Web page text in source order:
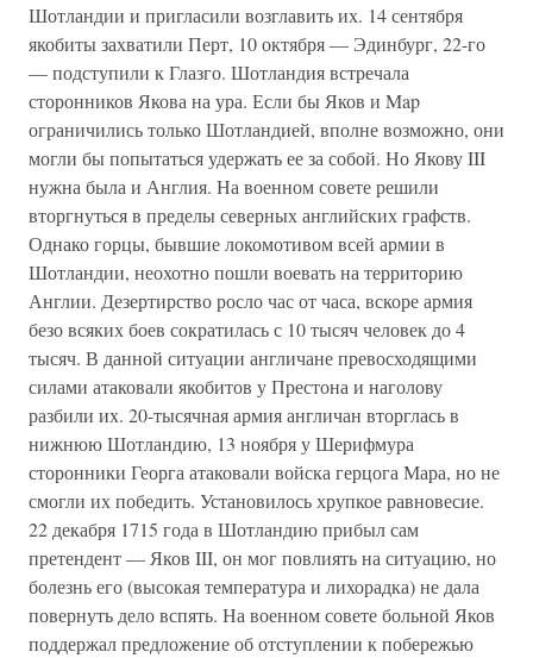
Шотландии и пригласили возглавить их. 14 сентября
якобиты захватили Перт, 10 октября — Эдинбург, 22-го
— подступили к Глазго. Шотландия встречала
сторонников Якова на ура. Если бы Яков и Map
ограничились только Шотландией, вполне возможно, они
могли бы попытаться удержать ее за собой. Но Якову III
нужна была и Англия. На военном совете решили
вторгнуться в пределы северных английских графств.
Однако горцы, бывшие локомотивом всей армии в
Шотландии, неохотно пошли воевать на территорию
Англии. Дезертирство росло час от часа, вскоре армия
безо всяких боев сократилась с 10 тысяч человек до 4
тысяч. В данной ситуации англичане превосходящими
силами атаковали якобитов у Престона и наголову
разбили их. 20-тысячная армия англичан вторглась в
нижнюю Шотландию, 13 ноября у Шерифмура
сторонники Георга атаковали войска герцога Мара, но не
смогли их победить. Установилось хрупкое равновесие.
22 декабря 1715 года в Шотландию прибыл сам
претендент — Яков III, он мог повлиять на ситуацию, но
болезнь его (высокая температура и лихорадка) не дала
повернуть дело вспять. На военном совете больной Яков
поддержал предложение об отступлении к побережью